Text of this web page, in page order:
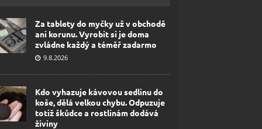
Za tablety do myčky už v obchodě
ani korunu. Vyrobit si je doma
zvládne každý a téměř zadarmo
9.8.2026
Kdo vyhazuje kávovou sedlinu do
koše, dělá velkou chybu. Odpuzuje
totiž škůdce a rostlinám dodává
živiny